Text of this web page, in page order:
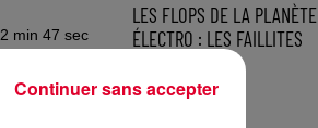
2 min 47 sec
LES FLOPS DE LA PLANÈTE
ÉLECTRO : LES FAILLITES
Continuer sans accepter